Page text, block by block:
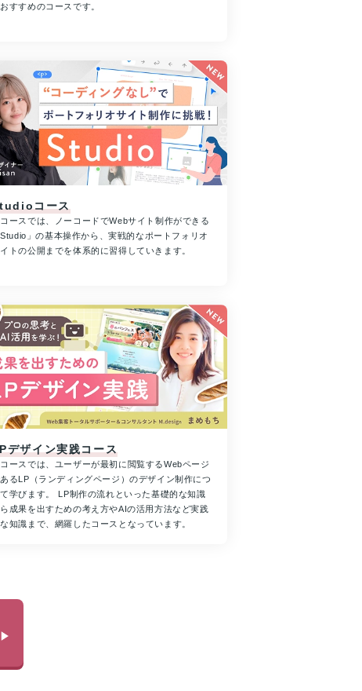
すすめのコースです。
コース
ースでは、ノーコードでWebサイト制作ができる
Studio」の基本操作から、実戦的なポートフォリオ
トの公開までを体系的に習得していきます。
デザイン実践コース
ースでは、ユーザーが最初に閲覧するWebページ
るLP（ランディングページ）のデザイン制作につ
学びます。 LP制作の流れといった基礎的な知識
成果を出すための考え方やAIの活用方法など実践
知識まで、網羅したコースとなっています。